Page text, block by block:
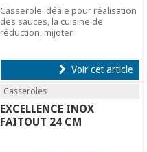
Casserole idéale pour réalisation
des sauces, la cuisine de
réduction, mijoter
Voir cet article
Casseroles
EXCELLENCE INOX
FAITOUT 24 CM